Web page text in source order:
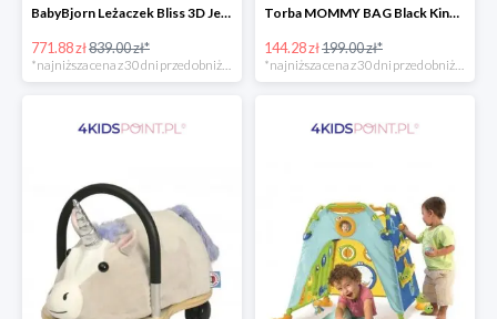
BabyBjorn Leżaczek Bliss 3D Jersey
771.88 zł839.00 zł*
Torba MOMMY BAG Black Kinderkraft
144.28 zł199.00 zł*